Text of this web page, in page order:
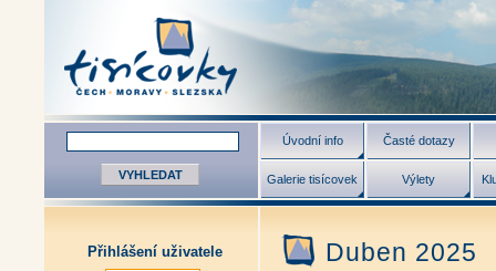
Úvodní info Časté dotazy
Galerie tisícovek Výlety
Přihlášení uživatele Duben 2025